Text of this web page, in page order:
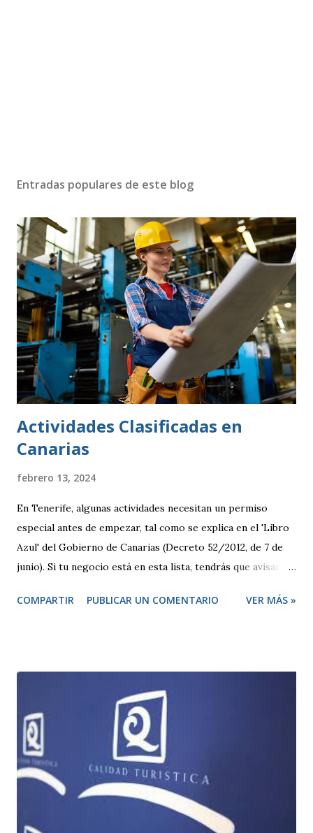
Entradas populares de este blog
Actividades Clasificadas en
Canarias
febrero 13, 2024
En Tenerife, algunas actividades necesitan un permiso
especial antes de empezar, tal como se explica en el 'Libro
Azul' del Gobierno de Canarias (Decreto 52/2012, de 7 de
junio). Si tu negocio está en esta lista, tendrás que avisar
específica. Por otro lado, hay otras actividades que se
responsable y la documentación necesaria, que te indicarán
en la correspondiente sede electrónica. Para ambos casos,
todo el trámite se puede hacer online a través de las
diferentes sedes electrónicas de cada ayuntamiento. LISTA
DE ACTIVIDADES CLASIFICADAS A los efectos previstos
en el artículo 2.1.a) y 4 de la Ley 7/2011, de 5 de abril, de
actividades clasificadas y espectáculos públicos y otras
COMPARTIR PUBLICAR UN COMENTARIO VER MÁS »